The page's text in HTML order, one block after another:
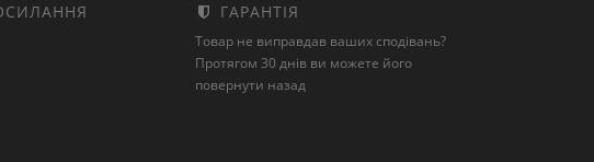
ГАРАНТІЯ
Товар не виправдав ваших сподівань?
Протягом 30 днів ви можете його
повернути назад